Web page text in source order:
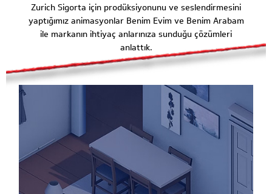
Zurich Sigorta için prodüksiyonunu ve seslendirmesini
yaptığımız animasyonlar Benim Evim ve Benim Arabam
ile markanın ihtiyaç anlarınıza sunduğu çözümleri
anlattık.